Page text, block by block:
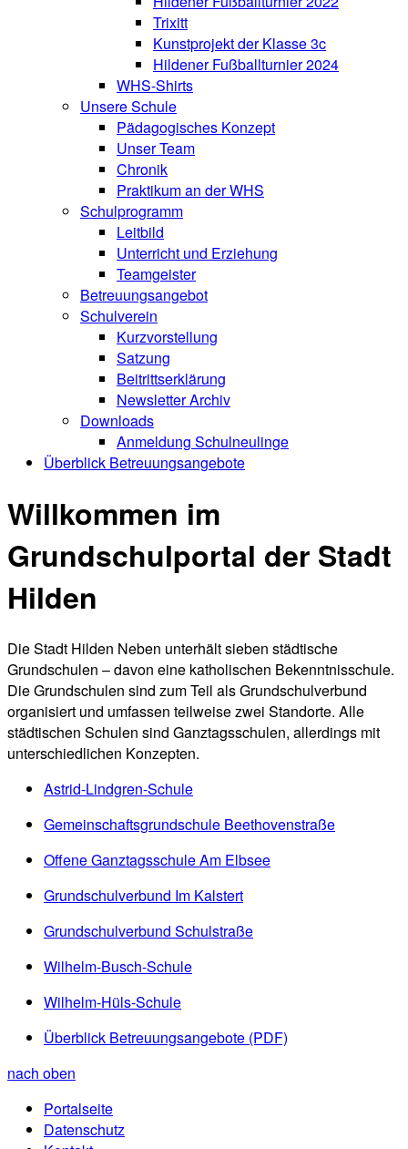
Trixitt
Kunstprojekt der Klasse 3c
Hildener Fußballturnier 2024
WHS-Shirts
Unsere Schule
Pädagogisches Konzept
Unser Team
Chronik
Praktikum an der WHS
Schulprogramm
Leitbild
Unterricht und Erziehung
Teamgeister
Betreuungsangebot
Schulverein
Kurzvorstellung
Satzung
Beitrittserklärung
Newsletter Archiv
Downloads
Anmeldung Schulneulinge
Überblick Betreuungsangebote
Willkommen im
Grundschulportal der Stadt
Hilden
Die Stadt Hilden Neben unterhält sieben städtische
Grundschulen – davon eine katholischen Bekenntnisschule.
Die Grundschulen sind zum Teil als Grundschulverbund
organisiert und umfassen teilweise zwei Standorte. Alle
städtischen Schulen sind Ganztagsschulen, allerdings mit
unterschiedlichen Konzepten.
Astrid-Lindgren-Schule
Gemeinschaftsgrundschule Beethovenstraße
Offene Ganztagsschule Am Elbsee
Grundschulverbund Im Kalstert
Grundschulverbund Schulstraße
Wilhelm-Busch-Schule
Wilhelm-Hüls-Schule
Überblick Betreuungsangebote (PDF)
nach oben
Portalseite
Datenschutz